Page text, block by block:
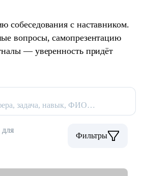
собеседования с наставником.
вопросы, самопрезентацию
— уверенность придёт
задача, навык, ФИО…
для
Фильтры